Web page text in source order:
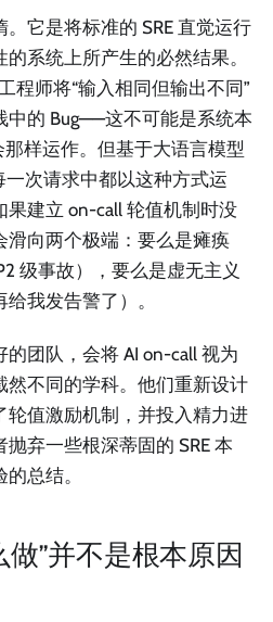
它是将标准的 SRE 直觉运行
系统上所产生的必然结果。
程师将“输入相同但输出不同”
中的 Bug——这不可能是系统本
样运作。但基于大语言模型
一次请求中都以这种方式运
建立 on-call 轮值机制时没
滑向两个极端：要么是瘫痪
级事故），要么是虚无主义
给我发告警了）。
团队，会将 AI on-call 视为
然不同的学科。他们重新设计
轮值激励机制，并投入精力进
弃一些根深蒂固的 SRE 本
总结。
”并不是根本原因